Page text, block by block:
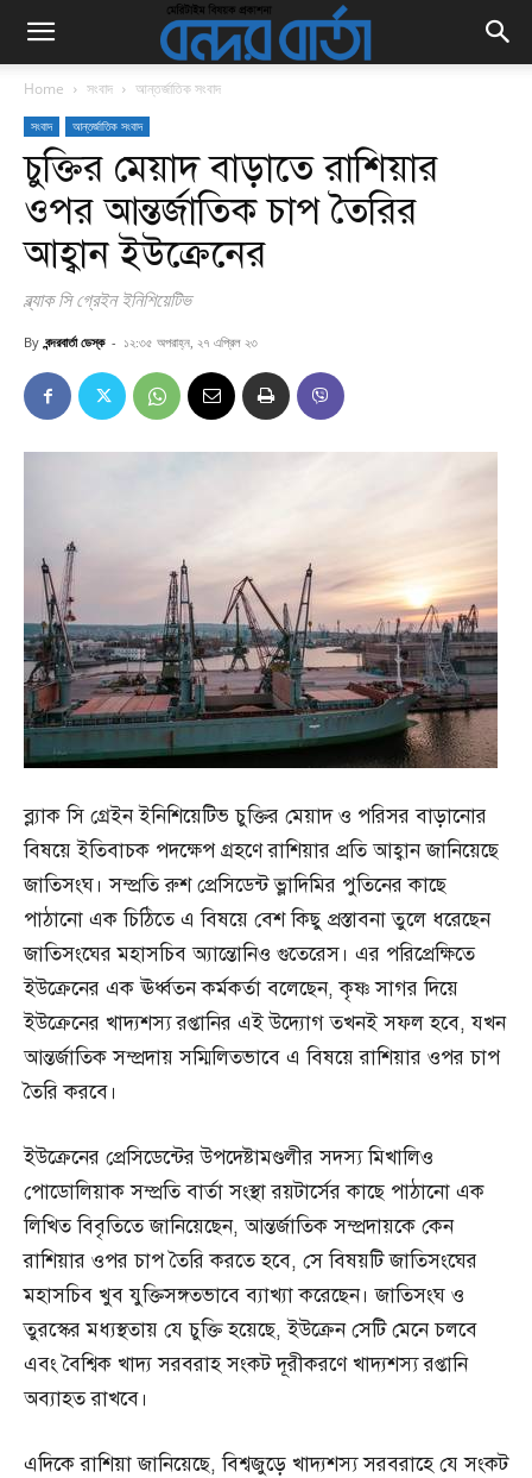
Home সংবাদ আন্তর্জাতিক সংবাদ
সংবাদ আন্তর্জাতিক সংবাদ
চুক্তির মেয়াদ বাড়াতে রাশিয়ার
ওপর আন্তর্জাতিক চাপ তৈরির
আহ্বান ইউক্রেনের
ব্ল্যাক সি গ্রেইন ইনিশিয়েটিভ
By বন্দরবার্তা ডেস্ক - ১২:৩৫ অপরাহ্ন, ২৭ এপ্রিল ২৩
ব্ল্যাক সি গ্রেইন ইনিশিয়েটিভ চুক্তির মেয়াদ ও পরিসর বাড়ানোর
বিষয়ে ইতিবাচক পদক্ষেপ গ্রহণে রাশিয়ার প্রতি আহ্বান জানিয়েছে
জাতিসংঘ। সম্প্রতি রুশ প্রেসিডেন্ট ভ্লাদিমির পুতিনের কাছে
পাঠানো এক চিঠিতে এ বিষয়ে বেশ কিছু প্রস্তাবনা তুলে ধরেছেন
জাতিসংঘের মহাসচিব অ্যান্তোনিও গুতেরেস। এর পরিপ্রেক্ষিতে
ইউক্রেনের এক ঊর্ধ্বতন কর্মকর্তা বলেছেন, কৃষ্ণ সাগর দিয়ে
ইউক্রেনের খাদ্যশস্য রপ্তানির এই উদ্যোগ তখনই সফল হবে, যখন
আন্তর্জাতিক সম্প্রদায় সম্মিলিতভাবে এ বিষয়ে রাশিয়ার ওপর চাপ
তৈরি করবে।
ইউক্রেনের প্রেসিডেন্টের উপদেষ্টামণ্ডলীর সদস্য মিখালিও
পোডোলিয়াক সম্প্রতি বার্তা সংস্থা রয়টার্সের কাছে পাঠানো এক
লিখিত বিবৃতিতে জানিয়েছেন, আন্তর্জাতিক সম্প্রদায়কে কেন
রাশিয়ার ওপর চাপ তৈরি করতে হবে, সে বিষয়টি জাতিসংঘের
মহাসচিব খুব যুক্তিসঙ্গতভাবে ব্যাখ্যা করেছেন। জাতিসংঘ ও
তুরস্কের মধ্যস্থতায় যে চুক্তি হয়েছে, ইউক্রেন সেটি মেনে চলবে
এবং বৈশ্বিক খাদ্য সরবরাহ সংকট দূরীকরণে খাদ্যশস্য রপ্তানি
অব্যাহত রাখবে।
এদিকে রাশিয়া জানিয়েছে, বিশ্বজুড়ে খাদ্যশস্য সরবরাহে যে সংকট